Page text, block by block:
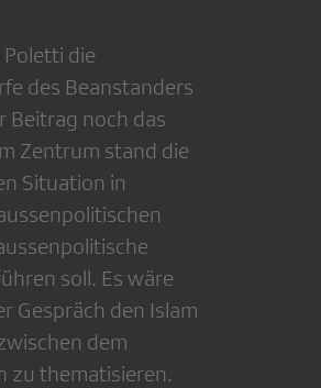
die
des Beanstanders
Beitrag noch das
Zentrum stand die
Situation in
soll. Es wäre
Gespräch den Islam
dem
zu thematisieren.